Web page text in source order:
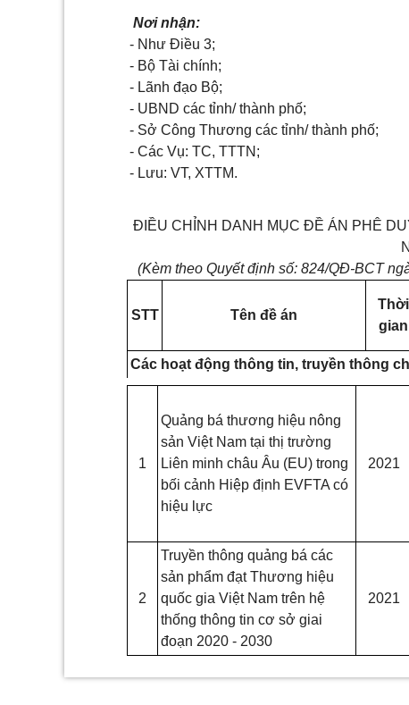
Nơi nhận:
- Như Điều 3;
- Bộ Tài chính;
- Lãnh đạo Bộ;
- UBND các tỉnh/ thành phố;
- Sở Công Thương các tỉnh/ thành phố;
- Các Vụ: TC, TTTN;
- Lưu: VT, XTTM.
ĐIỀU CHỈNH DANH MỤC ĐỀ ÁN PHÊ
(Kèm theo Quyết định số: 824/QĐ-BCT
STT Tên đề án
Thời
gian
Các hoạt động thông tin, truyền thông
1
Quảng bá thương hiệu nông
sản Việt Nam tại thị trường
Liên minh châu Âu (EU) trong
bối cảnh Hiệp định EVFTA có
hiệu lực
2021
2
Truyền thông quảng bá các
sản phẩm đạt Thương hiệu
quốc gia Việt Nam trên hệ
thống thông tin cơ sở giai
đoạn 2020 - 2030
2021